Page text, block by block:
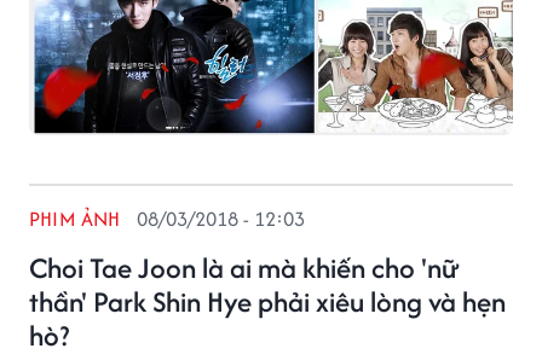
Choi Tae Joon là ai mà khiến cho 'nữ
thần' Park Shin Hye phải xiêu lòng và hẹn
hò?
PHIM ẢNH 08/03/2018 - 12:03